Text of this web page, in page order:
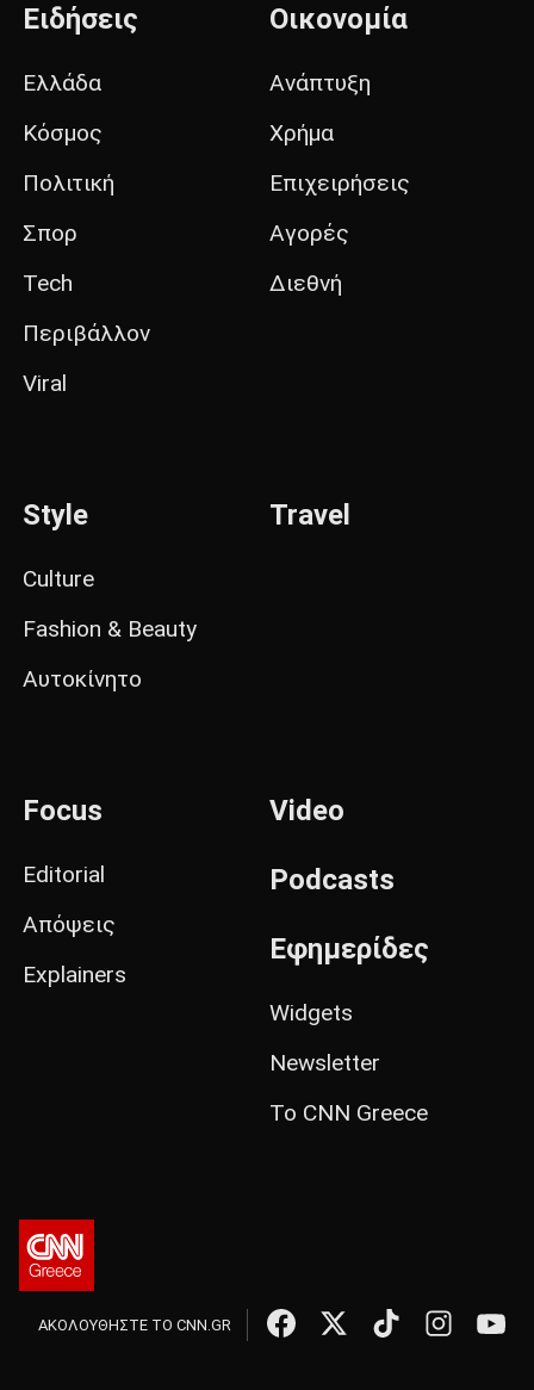
Ειδήσεις
Ελλάδα
Κόσμος
Πολιτική
Σπορ
Tech
Περιβάλλον
Viral
Οικονομία
Ανάπτυξη
Χρήμα
Επιχειρήσεις
Αγορές
Διεθνή
Style
Culture
Fashion & Beauty
Αυτοκίνητο
Travel
Focus
Editorial
Απόψεις
Explainers
Video
Podcasts
Εφημερίδες
Widgets
Newsletter
Το CNN Greece
ΑΚΟΛΟΥΘΗΣΤΕ ΤΟ CNN.GR